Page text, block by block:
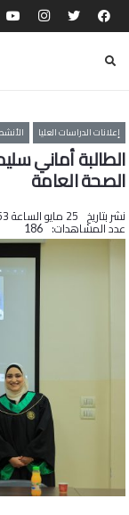
إعلانات الدراسات العليا
الطالبة أماني
الصحة العامة
نشر بتاريخ 25 مايو الساعة 5:53 pm
عدد المشاهدات: 186